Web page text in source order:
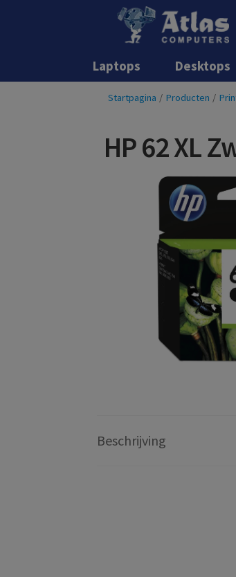
Laptops Desktops
Startpagina / Producten /
HP 62 XL
Beschrijving